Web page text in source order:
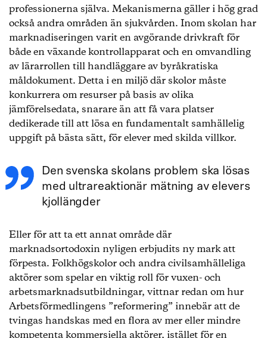
professionerna själva. Mekanismerna gäller i hög grad
också andra områden än sjukvården. Inom skolan har
marknadiseringen varit en avgörande drivkraft för
både en växande kontrollapparat och en omvandling
av lärarrollen till handläggare av byråkratiska
måldokument. Detta i en miljö där skolor måste
konkurrera om resurser på basis av olika
jämförelsedata, snarare än att få vara platser
dedikerade till att lösa en fundamentalt samhällelig
uppgift på bästa sätt, för elever med skilda villkor.
Den svenska skolans problem ska lösas
med ultrareaktionär mätning av elevers
kjollängder
Eller för att ta ett annat område där
marknadsortodoxin nyligen erbjudits ny mark att
förpesta. Folkhögskolor och andra civilsamhälleliga
aktörer som spelar en viktig roll för vuxen- och
arbetsmarknadsutbildningar, vittnar redan om hur
Arbetsförmedlingens ”reformering” innebär att de
tvingas handskas med en flora av mer eller mindre